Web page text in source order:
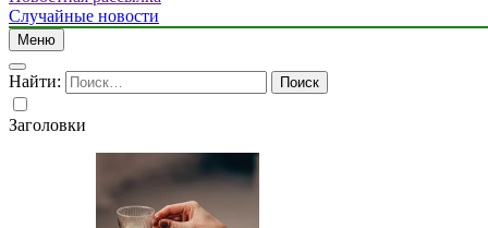
Случайные новости
Меню
Найти:
Заголовки